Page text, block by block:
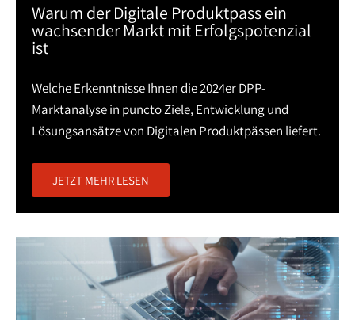
Warum der Digitale Produktpass ein
wachsender Markt mit Erfolgspotenzial
ist
Welche Erkenntnisse Ihnen die 2024er DPP-
Marktanalyse in puncto Ziele, Entwicklung und
Lösungsansätze von Digitalen Produktpässen liefert.
JETZT MEHR LESEN